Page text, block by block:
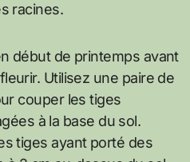
racines.
début de printemps avant
Utilisez une paire de
couper les tiges
à la base du sol.
tiges ayant porté des